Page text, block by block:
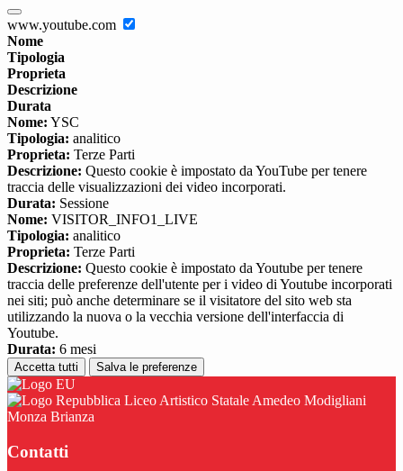
www.youtube.com
Nome
Tipologia
Proprieta
Descrizione
Durata
Nome: YSC
Tipologia: analitico
Proprieta: Terze Parti
Descrizione: Questo cookie è impostato da YouTube per tenere
traccia delle visualizzazioni dei video incorporati.
Durata: Sessione
Nome: VISITOR_INFO1_LIVE
Tipologia: analitico
Proprieta: Terze Parti
Descrizione: Questo cookie è impostato da Youtube per tenere
traccia delle preferenze dell'utente per i video di Youtube incorporati
nei siti; può anche determinare se il visitatore del sito web sta
utilizzando la nuova o la vecchia versione dell'interfaccia di
Youtube.
Durata: 6 mesi
Accetta tutti Salva le preferenze
Liceo Artistico Statale Amedeo Modigliani
Monza Brianza
Contatti